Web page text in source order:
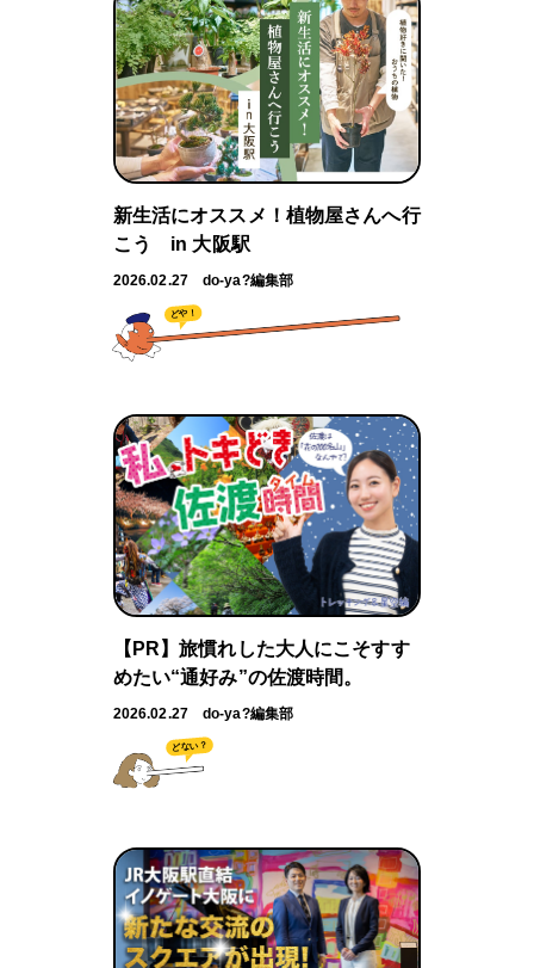
新生活にオススメ！植物屋さんへ行
こう in 大阪駅
2026.02.27 do-ya?編集部
どや！
【PR】旅慣れした大人にこそすす
めたい“通好み”の佐渡時間。
2026.02.27 do-ya?編集部
どない？